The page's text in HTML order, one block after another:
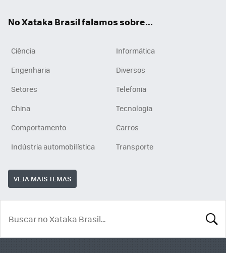
No Xataka Brasil falamos sobre...
Ciência
Informática
Engenharia
Diversos
Setores
Telefonia
China
Tecnologia
Comportamento
Carros
Indústria automobilística
Transporte
VEJA MAIS TEMAS